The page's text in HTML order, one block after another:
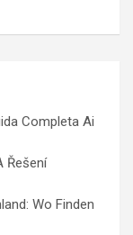
Completa Ai
Řešení
Wo Finden